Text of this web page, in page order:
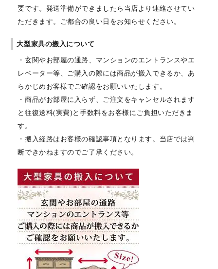
要です。発送準備ができましたら当店より連絡させてい
ただきます。ご都合の良い日をお知らせください。
大型家具の搬入について
・玄関やお部屋の通路、マンションのエントランスやエ
レベーター等、ご購入の際には商品が搬入できるか、あ
らかじめお客様でご確認をお願いいたします。
・商品がお部屋に入らず、ご注文をキャンセルされます
と往復送料(実費)と手数料をお客様にご負担いただきま
す。
・搬入経路はお客様の確認事項となります。当店では判
断できかねますのでご了承ください。